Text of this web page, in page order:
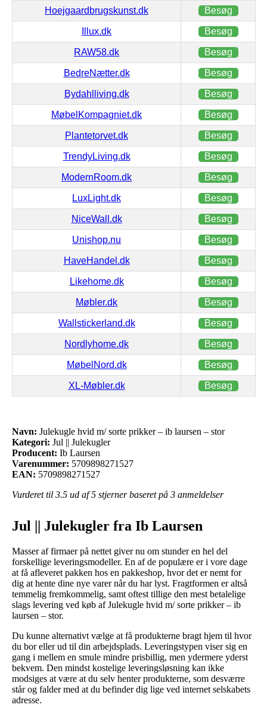
Hoejgaardbrugskunst.dk Besøg
Illux.dk Besøg
RAW58.dk Besøg
BedreNætter.dk Besøg
Bydahlliving.dk Besøg
MøbelKompagniet.dk Besøg
Plantetorvet.dk Besøg
TrendyLiving.dk Besøg
ModernRoom.dk Besøg
LuxLight.dk Besøg
NiceWall.dk Besøg
Unishop.nu Besøg
HaveHandel.dk Besøg
Likehome.dk Besøg
Møbler.dk Besøg
Wallstickerland.dk Besøg
Nordlyhome.dk Besøg
MøbelNord.dk Besøg
XL-Møbler.dk Besøg
Navn: Julekugle hvid m/ sorte prikker – ib laursen – stor
Kategori: Jul || Julekugler
Producent: Ib Laursen
Varenummer: 5709898271527
EAN: 5709898271527
Vurderet til 3.5 ud af 5 stjerner baseret på 3 anmeldelser
Jul || Julekugler fra Ib Laursen
Masser af firmaer på nettet giver nu om stunder en hel del
forskellige leveringsmodeller. En af de populære er i vore dage
at få afleveret pakken hos en pakkeshop, hvor det er nemt for
dig at hente dine nye varer når du har lyst. Fragtformen er altså
temmelig fremkommelig, samt oftest tillige den mest betalelige
slags levering ved køb af Julekugle hvid m/ sorte prikker – ib
laursen – stor.
Du kunne alternativt vælge at få produkterne bragt hjem til hvor
du bor eller ud til din arbejdsplads. Leveringstypen viser sig en
gang i mellem en smule mindre prisbillig, men ydermere yderst
bekvem. Den mindst kostelige leveringsløsning kan ikke
modsiges at være at du selv henter produkterne, som desværre
står og falder med at du befinder dig lige ved internet selskabets
adresse.